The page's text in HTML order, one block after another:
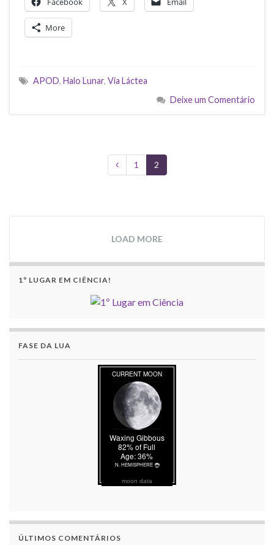
More
APOD, Halo Lunar, Via Láctea
Deixe um Comentário
1 2
LOAD MORE
1º LUGAR EM CIÊNCIA!
FASE DA LUA
moon data
ÚLTIMOS COMENTÁRIOS